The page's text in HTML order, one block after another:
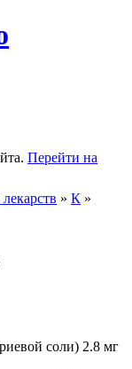
Перейти на
» К »
соли) 2.8 мг